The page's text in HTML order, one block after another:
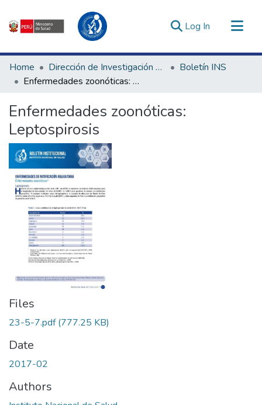
Log In (current)
Communities & Collections
All of DSpace
Estadísticas Externas
Enlaces de interés ▾
Home Dirección de Investigación e Innovación en Salud
Boletín INS
Enfermedades zoonóticas: Leptospirosis
Enfermedades zoonóticas:
Leptospirosis
Files
23-5-7.pdf(777.25 KB)
Date
2017-02
Authors